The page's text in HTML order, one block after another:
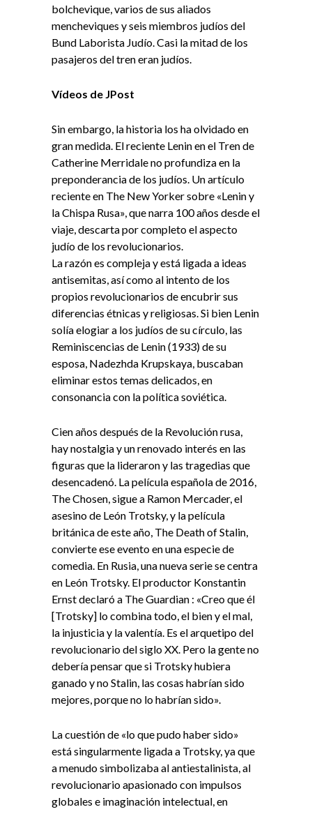
bolchevique, varios de sus aliados
mencheviques y seis miembros judíos del
Bund Laborista Judío. Casi la mitad de los
pasajeros del tren eran judíos.
Vídeos de JPost
Sin embargo, la historia los ha olvidado en
gran medida. El reciente Lenin en el Tren de
Catherine Merridale no profundiza en la
preponderancia de los judíos. Un artículo
reciente en The New Yorker sobre «Lenin y
la Chispa Rusa», que narra 100 años desde el
viaje, descarta por completo el aspecto
judío de los revolucionarios.
La razón es compleja y está ligada a ideas
antisemitas, así como al intento de los
propios revolucionarios de encubrir sus
diferencias étnicas y religiosas. Si bien Lenin
solía elogiar a los judíos de su círculo, las
Reminiscencias de Lenin (1933) de su
esposa, Nadezhda Krupskaya, buscaban
eliminar estos temas delicados, en
consonancia con la política soviética.
Cien años después de la Revolución rusa,
hay nostalgia y un renovado interés en las
figuras que la lideraron y las tragedias que
desencadenó. La película española de 2016,
The Chosen, sigue a Ramon Mercader, el
asesino de León Trotsky, y la película
británica de este año, The Death of Stalin,
convierte ese evento en una especie de
comedia. En Rusia, una nueva serie se centra
en León Trotsky. El productor Konstantin
Ernst declaró a The Guardian : «Creo que él
[Trotsky] lo combina todo, el bien y el mal,
la injusticia y la valentía. Es el arquetipo del
revolucionario del siglo XX. Pero la gente no
debería pensar que si Trotsky hubiera
ganado y no Stalin, las cosas habrían sido
mejores, porque no lo habrían sido».
La cuestión de «lo que pudo haber sido»
está singularmente ligada a Trotsky, ya que
a menudo simbolizaba al antiestalinista, al
revolucionario apasionado con impulsos
globales e imaginación intelectual, en